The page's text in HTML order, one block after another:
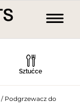
Sztućce
/ Podgrzewacz do